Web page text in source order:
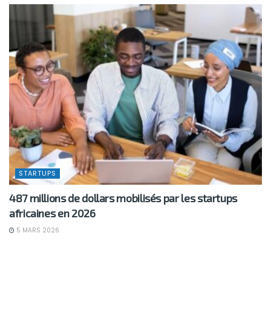
STARTUPS
487 millions de dollars mobilisés par les startups
africaines en 2026
5 MARS 2026